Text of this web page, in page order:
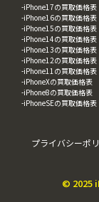
-iPhone17の買取価格表
-iPhone16の買取価格表
-iPhone15の買取価格表
-iPhone14の買取価格表
-iPhone13の買取価格表
-iPhone12の買取価格表
-iPhone11の買取価格表
-iPhoneXの買取価格表
-iPhone8の買取価格表
-iPhoneSEの買取価格表
プライバシーポ
© 2025